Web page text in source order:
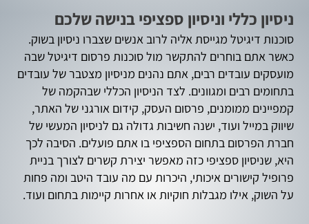
ניסיון כללי וניסיון ספציפי בנישה שלכם
סוכנות דיגיטל מגייסת אליה לרוב אנשים שצברו ניסיון בשוק.
כאשר אתם בוחרים להתקשר מול סוכנות פרסום דיגיטל שבה
מועסקים עובדים רבים, אתם נהנים מניסיון מצטבר של עובדים
בתחומים רבים ומגוונים. לצד הניסיון הכללי שבהקמה של
קמפיינים ממומנים, פרסום העסק, קידום אורגני של האתר,
שיווק במייל ועוד, ישנה חשיבות גדולה גם לניסיון המעשי של
חברת הפרסום בתחום הספציפי בו אתם פועלים. הסיבה לכך
היא, שניסיון ספציפי כזה מאפשר יצירת קשרים לצורך בניית
פרופיל קישורים איכותי, היכרות עם מה עובד היטב ומה פחות
על השוק, אילו מגבלות חוקיות או אחרות קיימות בתחום ועוד.